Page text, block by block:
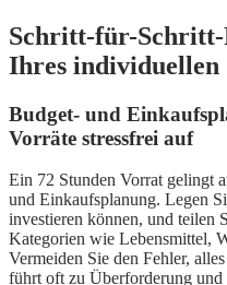
Schritt-für-Schritt-
Ihres individuellen
Budget- und
Vorräte stressfrei auf
Ein 72 Stunden Vorrat gelingt
und Einkaufsplanung. Legen
investieren können, und teilen
Kategorien wie Lebensmittel,
Vermeiden Sie den Fehler,
führt oft zu Überforderung und